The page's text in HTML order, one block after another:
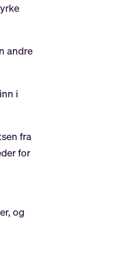
andre
i
fra
for
og